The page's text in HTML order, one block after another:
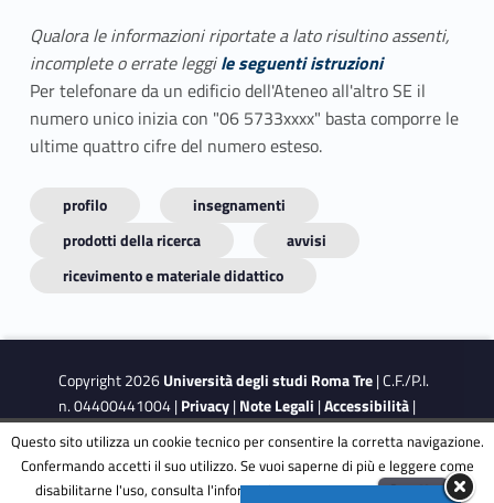
Qualora le informazioni riportate a lato risultino assenti,
incomplete o errate leggile seguenti istruzioni
Per telefonare da un edificio dell'Ateneo all'altro SE il
numero unico inizia con "06 5733xxxx" basta comporre le
ultime quattro cifre del numero esteso.
profilo
insegnamenti
prodotti della ricerca
avvisi
ricevimento e materiale didattico
Copyright 2026Università degli studi Roma Tre| C.F./P.I.
n. 04400441004 |Privacy|Note Legali |Accessibilità|
Obiettivi di accessibilità
| Dichiarazione di accessibilità
This site is protected by reCAPTCHA and the GooglePrivacy
Questo sito utilizza un cookie tecnico per consentire la corretta navigazione.
Confermando accetti il suo utilizzo. Se vuoi saperne di più e leggere come
disabilitarne l'uso, consulta l'informativa estesa.ENG Accetta